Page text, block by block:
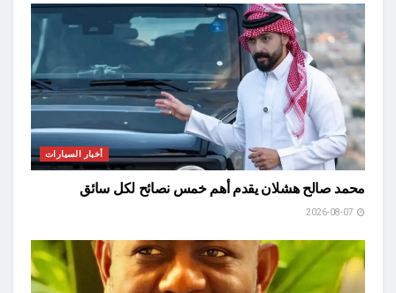
أخبار السيارات
محمد صالح هشلان يقدم أهم خمس نصائح لكل سائق